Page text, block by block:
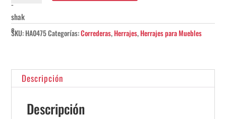
Push
Negro
300mm
SKU:HA0475Categorías:Correderas,Herrajes,Herrajes para Muebles
Descripción
Descripción